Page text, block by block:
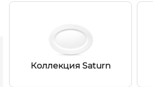
Коллекция Saturn